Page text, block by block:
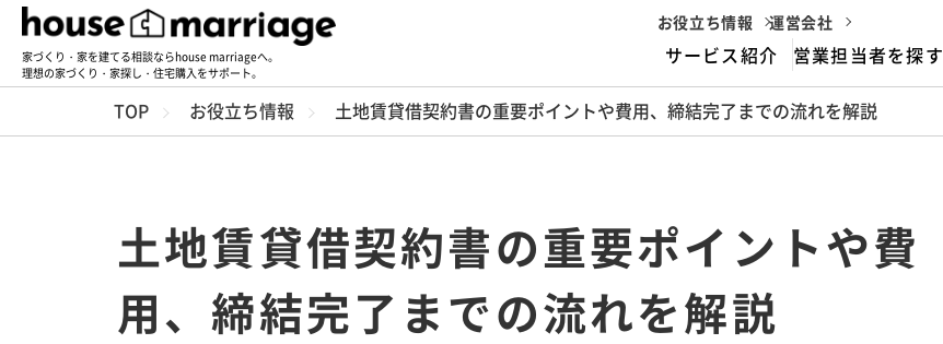
家づくり・家を建てる相談ならhouse marriageへ。
理想の家づくり・家探し・住宅購入をサポート。
お役立ち情報 運営会社
サービス紹介
housemarriageとは
営業担当者を探す
TOP お役立ち情報 土地賃貸借契約書の重要ポイントや費用、締結完了までの流れを解説
土地賃貸借契約書の重要ポイントや費
用、締結完了までの流れを解説